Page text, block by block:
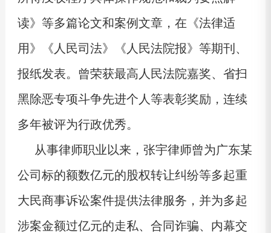
读》等多篇论文和案例文章，在《法律适
用》《人民司法》《人民法院报》等期刊、
报纸发表。曾荣获最高人民法院嘉奖、省扫
黑除恶专项斗争先进个人等表彰奖励，连续
多年被评为行政优秀。
从事律师职业以来，张宇律师曾为广东某
公司标的额数亿元的股权转让纠纷等多起重
大民商事诉讼案件提供法律服务，并为多起
涉案金额过亿元的走私、合同诈骗、内幕交